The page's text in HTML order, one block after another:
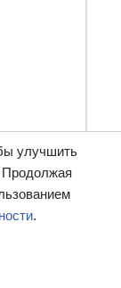
улучшить
Продолжая
.